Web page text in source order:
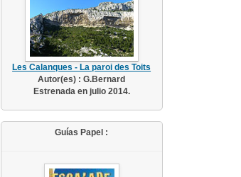
Les Calanques - La paroi des Toits
Autor(es) : G.Bernard
Estrenada en julio 2014.
Guías Papel :